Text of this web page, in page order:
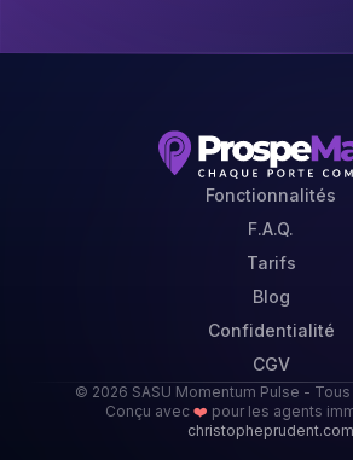
Fonctionnalités
F.A.Q.
Tarifs
Blog
Confidentialité
CGV
© 2026 SASU Momentum Pulse -
Conçu avec ❤️ pour les agents
christopheprudent.com